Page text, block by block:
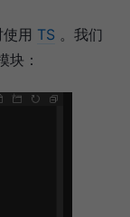
用 TS 。我们
块：